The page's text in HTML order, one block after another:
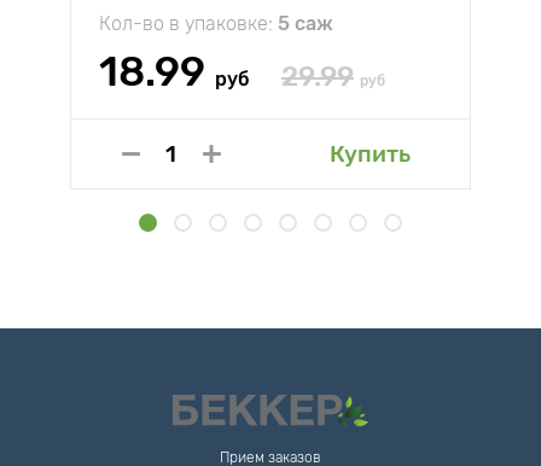
Кол-во в упаковке: 5 саж
18.99 руб 29.99 руб
Купить
Прием заказов